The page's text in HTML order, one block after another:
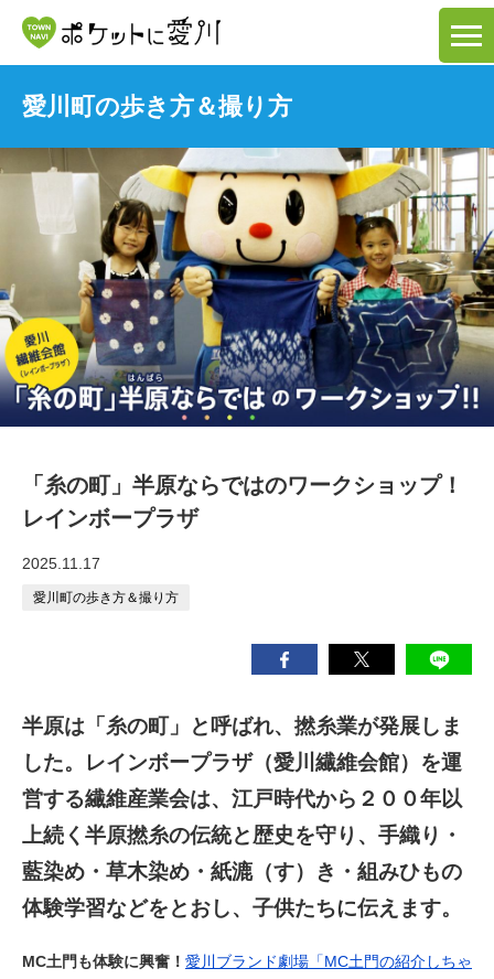
愛川町の歩き方＆撮り方
「糸の町」半原ならではのワークショップ！
レインボープラザ
2025.11.17
愛川町の歩き方＆撮り方
半原は「糸の町」と呼ばれ、撚糸業が発展しま
した。レインボープラザ（愛川繊維会館）を運
営する繊維産業会は、江戸時代から２００年以
上続く半原撚糸の伝統と歴史を守り、手織り・
藍染め・草木染め・紙漉（す）き・組みひもの
体験学習などをとおし、子供たちに伝えます。
MC土門も体験に興奮！ 愛川ブランド劇場「MC土門の紹介しちゃ